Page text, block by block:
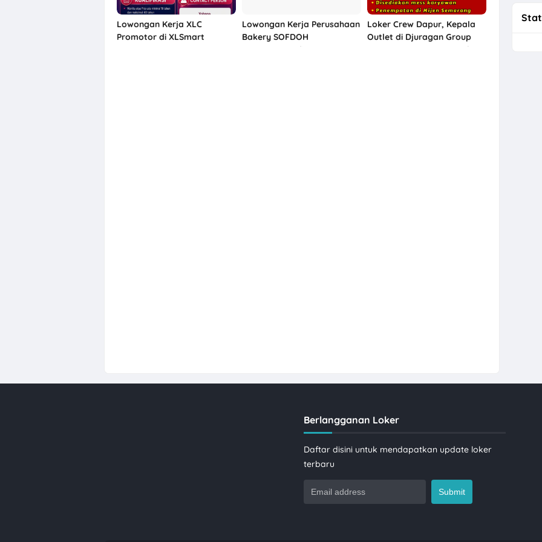
Lowongan Kerja XLC
Promotor di XLSmart
Lowongan Kerja Perusahaan
Bakery SOFDOH
Penempatan di Semarang,
Loker Crew Dapur, Kepala
Outlet di Djuragan Group
(Penyetan Juragan & Bakso
Berlangganan Loker
Daftar disini untuk mendapatkan update loker
terbaru